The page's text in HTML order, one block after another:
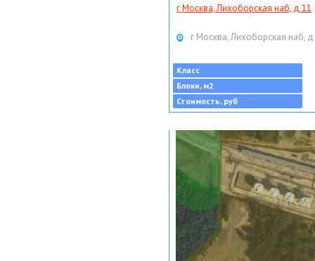
г Москва, Лихоборская наб, д 11
г Москва, Лихоборская наб,
Класс
Блоки, м2
Стоимость, руб